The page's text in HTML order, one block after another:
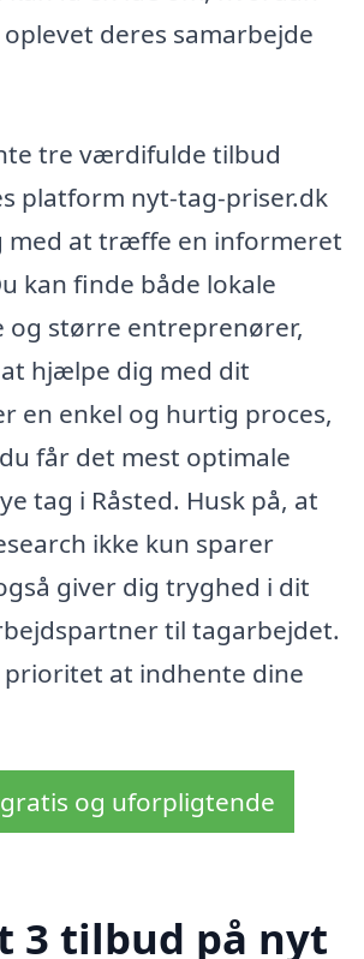
deres samarbejde
tre værdifulde tilbud
platform nyt-tag-priser.dk
med at træffe en informeret
kan finde både lokale
større entreprenører,
hjælpe dig med dit
en enkel og hurtig proces,
får det mest optimale
tag i Råsted. Husk på, at
ikke kun sparer
giver dig tryghed i dit
til tagarbejdet.
prioritet at indhente dine
og uforpligtende
3 tilbud på nyt